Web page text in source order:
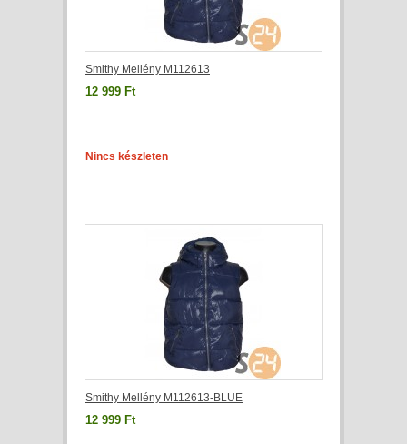
Smithy Mellény M112613
12 999 Ft
Nincs készleten
Smithy Mellény M112613-BLUE
12 999 Ft